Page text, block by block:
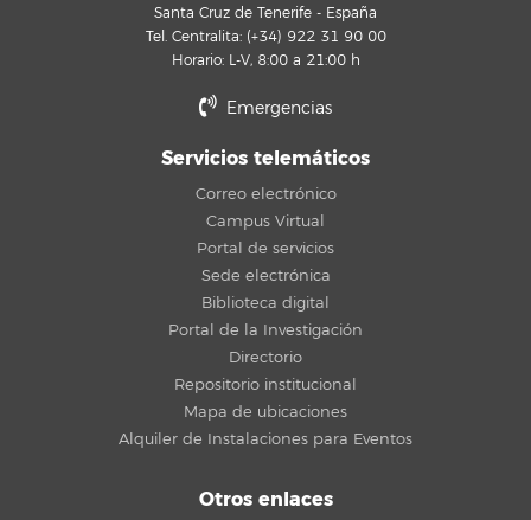
Santa Cruz de Tenerife - España
Tel. Centralita: (+34) 922 31 90 00
Horario: L-V, 8:00 a 21:00 h
Emergencias
Servicios telemáticos
Correo electrónico
Campus Virtual
Portal de servicios
Sede electrónica
Biblioteca digital
Portal de la Investigación
Directorio
Repositorio institucional
Mapa de ubicaciones
Alquiler de Instalaciones para Eventos
Otros enlaces